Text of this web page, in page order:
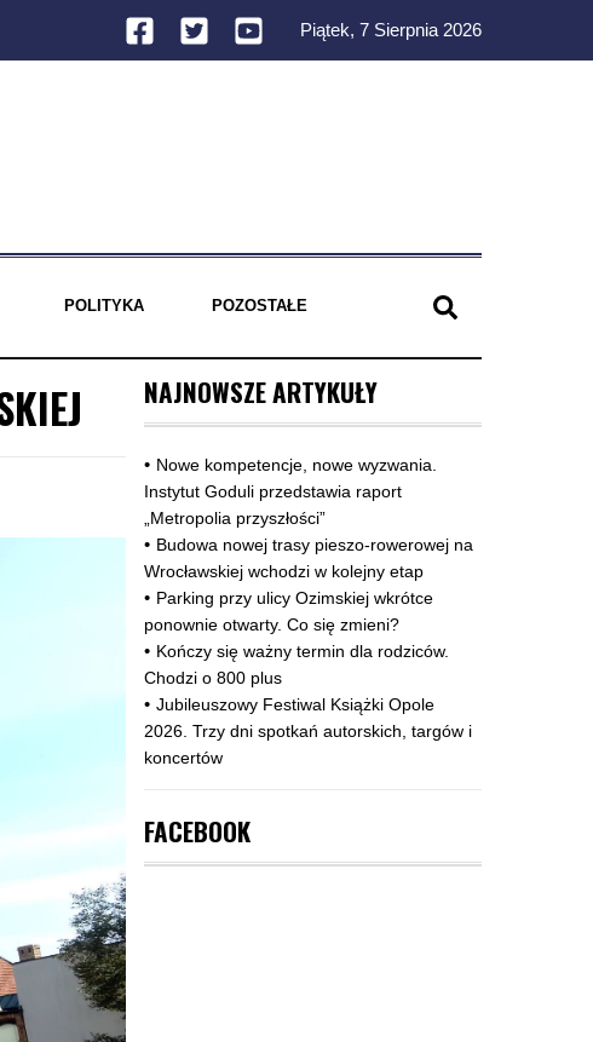
Piątek, 7 Sierpnia 2026
POLITYKA POZOSTAŁE
NAJNOWSZE ARTYKUŁY
Nowe kompetencje, nowe wyzwania.
Instytut Goduli przedstawia raport
„Metropolia przyszłości”
Budowa nowej trasy pieszo‑rowerowej na
Wrocławskiej wchodzi w kolejny etap
Parking przy ulicy Ozimskiej wkrótce
ponownie otwarty. Co się zmieni?
Kończy się ważny termin dla rodziców.
Chodzi o 800 plus
Jubileuszowy Festiwal Książki Opole
2026. Trzy dni spotkań autorskich, targów i
koncertów
FACEBOOK